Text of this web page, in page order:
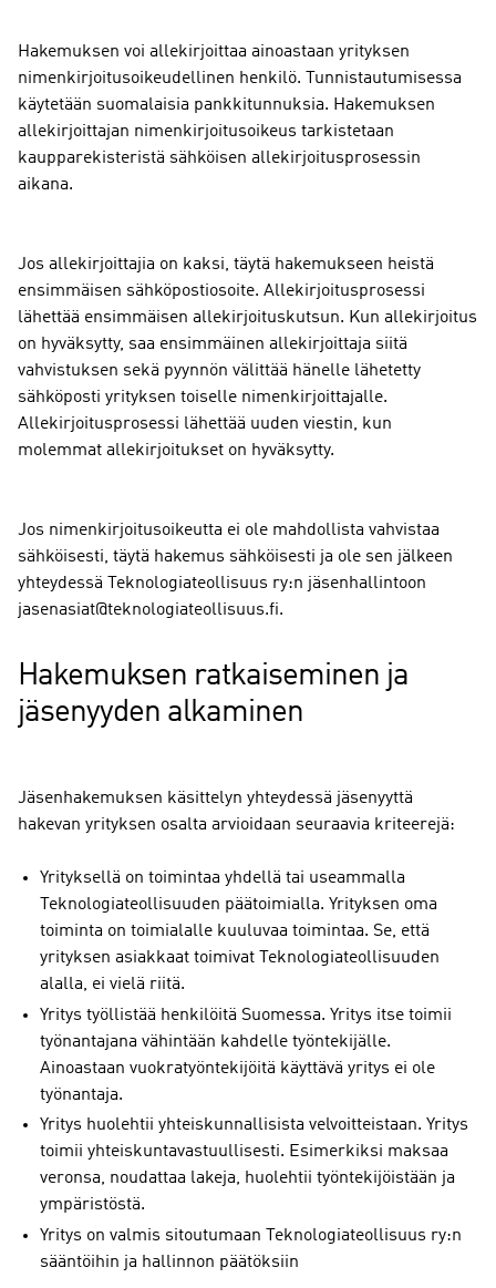
Hakemuksen voi allekirjoittaa ainoastaan yrityksen
nimenkirjoitusoikeudellinen henkilö. Tunnistautumisessa
käytetään suomalaisia pankkitunnuksia. Hakemuksen
allekirjoittajan nimenkirjoitusoikeus tarkistetaan
kaupparekisteristä sähköisen allekirjoitusprosessin
aikana.
Jos allekirjoittajia on kaksi, täytä hakemukseen heistä
ensimmäisen sähköpostiosoite. Allekirjoitusprosessi
lähettää ensimmäisen allekirjoituskutsun. Kun allekirjoitus
on hyväksytty, saa ensimmäinen allekirjoittaja siitä
vahvistuksen sekä pyynnön välittää hänelle lähetetty
sähköposti yrityksen toiselle nimenkirjoittajalle.
Allekirjoitusprosessi lähettää uuden viestin, kun
molemmat allekirjoitukset on hyväksytty.
Jos nimenkirjoitusoikeutta ei ole mahdollista vahvistaa
sähköisesti, täytä hakemus sähköisesti ja ole sen jälkeen
yhteydessä Teknologiateollisuus ry:n jäsenhallintoon
jasenasiat@teknologiateollisuus.fi.
Hakemuksen ratkaiseminen ja
jäsenyyden alkaminen
Jäsenhakemuksen käsittelyn yhteydessä jäsenyyttä
hakevan yrityksen osalta arvioidaan seuraavia kriteerejä:
Yrityksellä on toimintaa yhdellä tai useammalla
Teknologiateollisuuden päätoimialla. Yrityksen oma
toiminta on toimialalle kuuluvaa toimintaa. Se, että
yrityksen asiakkaat toimivat Teknologiateollisuuden
alalla, ei vielä riitä.
Yritys työllistää henkilöitä Suomessa. Yritys itse toimii
työnantajana vähintään kahdelle työntekijälle.
Ainoastaan vuokratyöntekijöitä käyttävä yritys ei ole
työnantaja.
Yritys huolehtii yhteiskunnallisista velvoitteistaan. Yritys
toimii yhteiskuntavastuullisesti. Esimerkiksi maksaa
veronsa, noudattaa lakeja, huolehtii työntekijöistään ja
ympäristöstä.
Yritys on valmis sitoutumaan Teknologiateollisuus ry:n
sääntöihin ja hallinnon päätöksiin